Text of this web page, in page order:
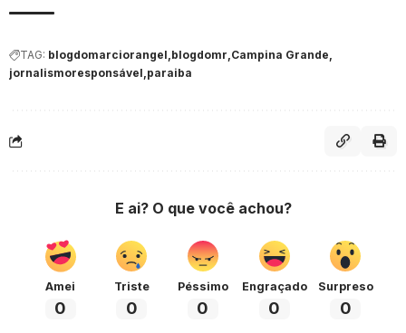
TAG: blogdomarciorangel blogdomr Campina Grande
jornalismoresponsável paraiba
E ai? O que você achou?
Amei
0
Triste
0
Péssimo
0
Engraçado
0
Surpreso
0